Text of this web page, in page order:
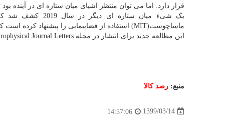
قرار دارد. اما می توان منتظر اشیای میان ستاره ای در آینده
یک شیء میان
ماساچوست(MIT) استفاده از فضاپیمایی را پیشنهاد کرده است که بتواند در مدت زمان کوتاهی برای رهگیری چنین بازدیدکنندگانی استفاده گردد.
این مطالعه جدید برای انتشار در مجله Astrophysical Journal Letters پذیرفته شده است.
منبع: رصد كالا
1399/03/14
14:57:06